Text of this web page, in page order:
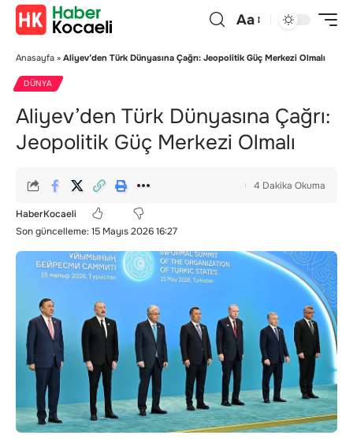
Aa
Anasayfa » Aliyev’den Türk Dünyasına Çağrı: Jeopolitik Güç Merkezi Olmalı
DÜNYA
Aliyev’den Türk Dünyasına Çağrı:
Jeopolitik Güç Merkezi Olmalı
Son güncelleme: 15 Mayıs 2026 16:27
HaberKocaeli
4 Dakika Okuma